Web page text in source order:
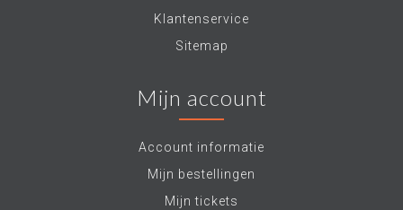
Klantenservice
Sitemap
Mijn account
Account informatie
Mijn bestellingen
Mijn tickets